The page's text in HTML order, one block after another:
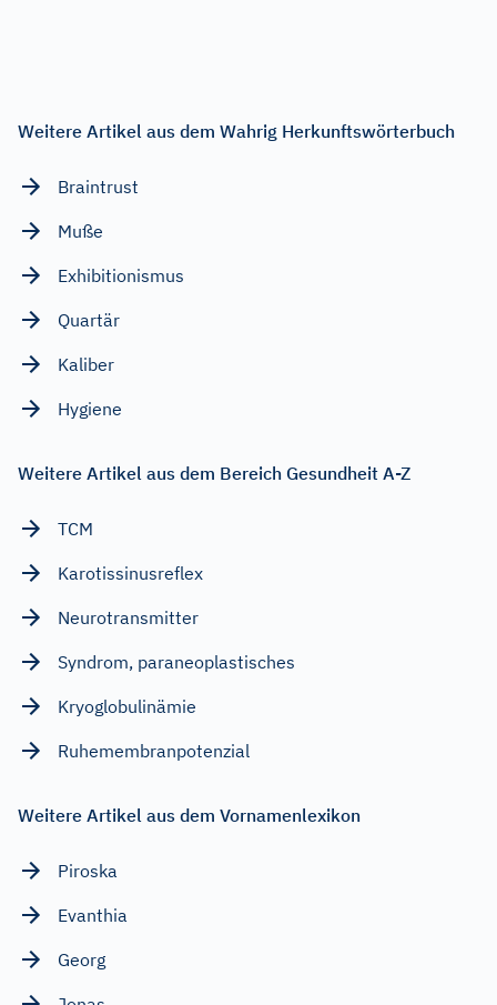
Weitere Artikel aus dem Wahrig Herkunftswörterbuch
Braintrust
Muße
Exhibitionismus
Quartär
Kaliber
Hygiene
Weitere Artikel aus dem Bereich Gesundheit A-Z
TCM
Karotissinusreflex
Neurotransmitter
Syndrom, paraneoplastisches
Kryoglobulinämie
Ruhemembranpotenzial
Weitere Artikel aus dem Vornamenlexikon
Piroska
Evanthia
Georg